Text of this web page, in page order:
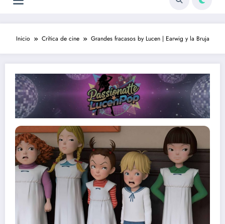
Inicio Crítica de cine Grandes fracasos by Lucen | Earwig y la Bruja